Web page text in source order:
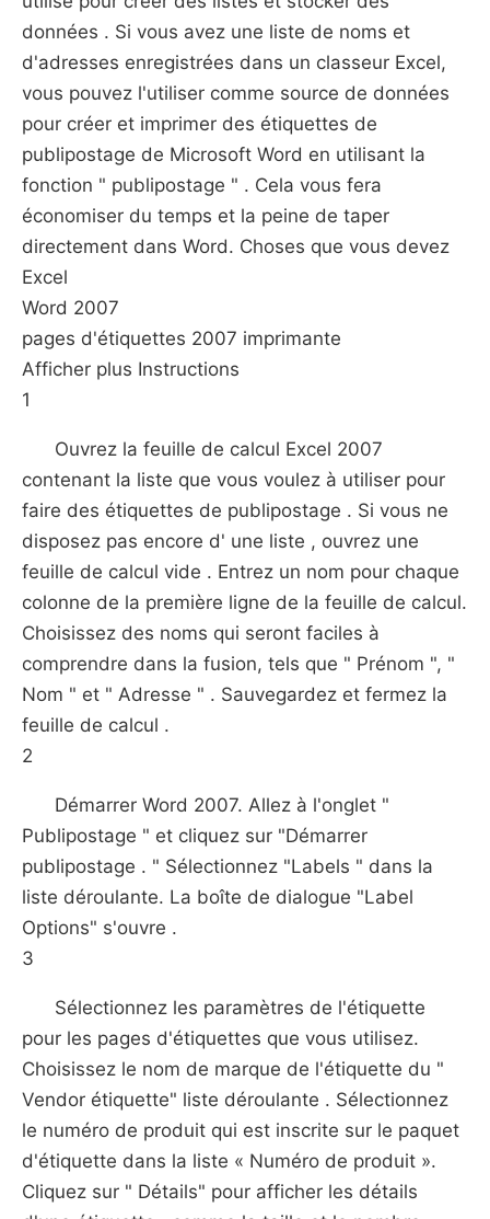
données . Si vous avez une liste de noms et
d'adresses enregistrées dans un classeur Excel,
vous pouvez l'utiliser comme source de données
pour créer et imprimer des étiquettes de
publipostage de Microsoft Word en utilisant la
fonction " publipostage " . Cela vous fera
économiser du temps et la peine de taper
directement dans Word. Choses que vous devez
Excel
Word 2007
pages d'étiquettes 2007 imprimante
Afficher plus Instructions
1
Ouvrez la feuille de calcul Excel 2007
contenant la liste que vous voulez à utiliser pour
faire des étiquettes de publipostage . Si vous ne
disposez pas encore d' une liste , ouvrez une
feuille de calcul vide . Entrez un nom pour chaque
colonne de la première ligne de la feuille de calcul.
Choisissez des noms qui seront faciles à
comprendre dans la fusion, tels que " Prénom ", "
Nom " et " Adresse " . Sauvegardez et fermez la
feuille de calcul .
2
Démarrer Word 2007. Allez à l'onglet "
Publipostage " et cliquez sur "Démarrer
publipostage . " Sélectionnez "Labels " dans la
liste déroulante. La boîte de dialogue "Label
Options" s'ouvre .
3
Sélectionnez les paramètres de l'étiquette
pour les pages d'étiquettes que vous utilisez.
Choisissez le nom de marque de l'étiquette du "
Vendor étiquette" liste déroulante . Sélectionnez
le numéro de produit qui est inscrite sur le paquet
d'étiquette dans la liste « Numéro de produit ».
Cliquez sur " Détails" pour afficher les détails